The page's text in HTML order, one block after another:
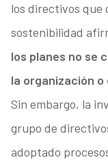
los directivos que
sostenibilidad
los planes no se
la organización o
Sin embargo, la
grupo de
adoptado